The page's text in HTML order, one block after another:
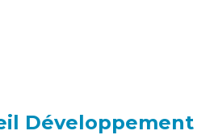
Développement